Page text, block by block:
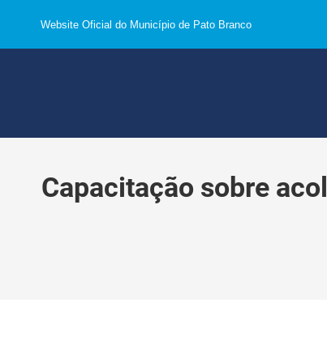
Website Oficial do Município de Pato Branco
Capacitação sobre